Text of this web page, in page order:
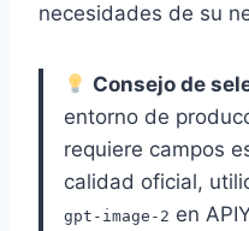
necesidades de su
Consejo de
entorno de
requiere campos
calidad oficial,
gpt-image-2 en